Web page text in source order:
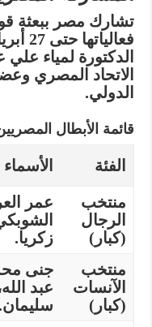
تشارك مصر ببعثة
فعالياتها حتى27 أبريل 2026
الدكتورة لمياء علي
الاتحاد المصري
الدولي.
قائمة الأبطال
الفئة الأسماء
منتخب
الرجال
(كبار)
عمر
زكريا.
منتخب
الآنسات
(كبار)
جنى
عبد
سليمان.